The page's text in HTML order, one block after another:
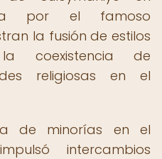
por el famoso
la fusión de estilos
coexistencia de
religiosas en el
de minorías en el
intercambios